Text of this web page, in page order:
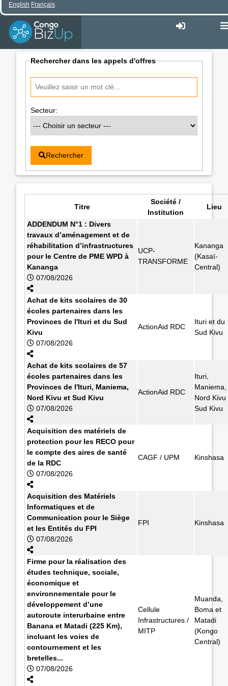
English Français
Rechercher dans les appels d'offres
Secteur:
Rechercher
Titre
Société /
Institution
Lieu
ADDENDUM N°1 : Divers
travaux d’aménagement et de
réhabilitation d’infrastructures
pour le Centre de PME WPD à
Kananga
07/08/2026
UCP-
TRANSFORME
Kananga
(Kasaï-
Central)
Achat de kits scolaires de 30
écoles partenaires dans les
Provinces de l'Ituri et du Sud
Kivu
07/08/2026
ActionAid RDC
Ituri et du
Sud Kivu
Achat de kits scolaires de 57
écoles partenaires dans les
Provinces de l'Ituri, Maniema,
Nord Kivu et Sud Kivu
07/08/2026
ActionAid RDC
Ituri,
Maniema,
Nord Kivu
Sud Kivu
Acquisition des matériels de
protection pour les RECO pour
le compte des aires de santé
de la RDC
07/08/2026
CAGF / UPM Kinshasa
Acquisition des Matériels
Informatiques et de
Communication pour le Siège
et les Entités du FPI
07/08/2026
FPI Kinshasa
Firme pour la réalisation des
études technique, sociale,
économique et
environnementale pour le
développement d’une
autoroute interurbaine entre
Banana et Matadi (225 Km),
incluant les voies de
contournement et les
bretelles...
07/08/2026
Cellule
Infrastructures /
MITP
Muanda,
Boma et
Matadi
(Kongo
Central)